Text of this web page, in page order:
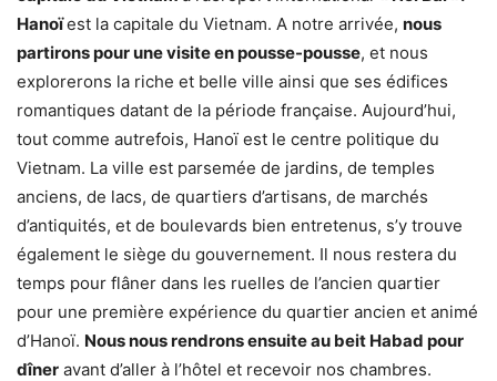
Hanoïest la capitale du Vietnam. A notre arrivée, nous
partirons pour une visite en pousse-pousse, et nous
explorerons la riche et belle ville ainsi que ses édifices
romantiques datant de la période française. Aujourd’hui,
tout comme autrefois, Hanoï est le centre politique du
Vietnam. La ville est parsemée de jardins, de temples
anciens, de lacs, de quartiers d’artisans, de marchés
d’antiquités, et de boulevards bien entretenus, s’y trouve
également le siège du gouvernement. Il nous restera du
temps pour flâner dans les ruelles de l’ancien quartier
pour une première expérience du quartier ancien et animé
d’Hanoï. Nous nous rendrons ensuite au beit Habad pour
dîner avant d’aller à l’hôtel et recevoir nos chambres.